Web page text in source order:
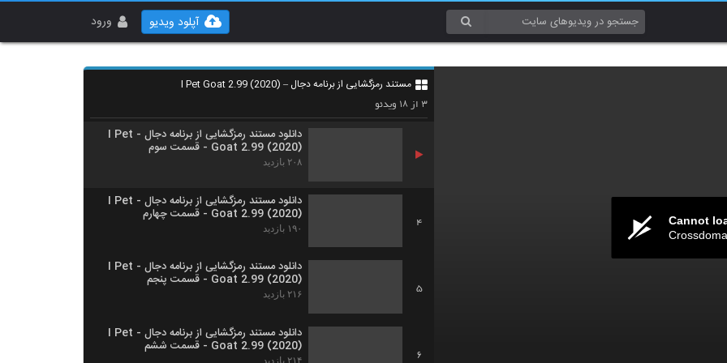
ورود آپلود ویدیو
Cannot
مستند رمزگشایی از برنامه دجال – I Pet Goat 2.99 (2020)
۳از ۱۸ ویدئو
Goat 2.99 (2020) - قسمت اول
2
دانلود مستند رمزگشایی از برنامه دجال - I Pet
Goat 2.99 (2020) - قسمت دوم
دانلود مستند رمزگشایی از برنامه دجال - I Pet
Goat 2.99 (2020) - قسمت سوم
۲۰۸ بازدید
4
دانلود مستند رمزگشایی از برنامه دجال - I Pet
Goat 2.99 (2020) - قسمت چهارم
۱۹۰ بازدید
5
دانلود مستند رمزگشایی از برنامه دجال - I Pet
Goat 2.99 (2020) - قسمت پنجم
۲۱۶ بازدید
6
دانلود مستند رمزگشایی از برنامه دجال - I Pet
Goat 2.99 (2020) - قسمت ششم
۲۱۴ بازدید